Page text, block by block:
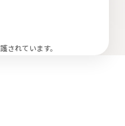
されています。